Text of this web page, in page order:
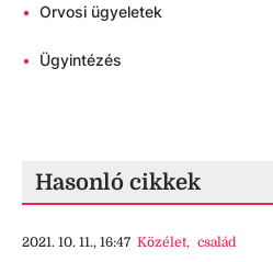
• Orvosi ügyeletek
• Ügyintézés
Hasonló cikkek
2021. 10. 11., 16:47 Közélet, család